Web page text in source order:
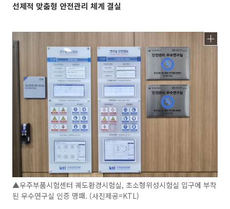
선제적 맞춤형 안전관리 체계 결실
▲우주부품시험센터 궤도환경시험실, 초소형위성시험실 입구에 부착
된 우수연구실 인증 명패. (사진제공=KTL)